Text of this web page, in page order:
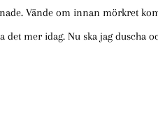
Vände om innan mörkret
mer idag. Nu ska jag duscha